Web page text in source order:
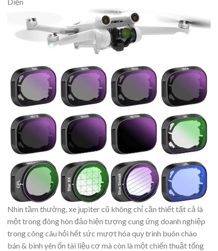
Nhìn tầm thường, xe jupiter cũ không chỉ cần thiết tất cả là
một trong đông hòn đảo hiện tượng cung ứng doanh nghiệp
trong công câu hỏi hết sức mượt hóa quy trình buôn chào
bán & bình yên ổn tài liệu cơ mà còn là một chiến thuật tổng